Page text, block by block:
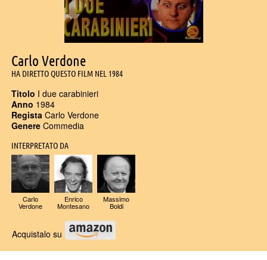
Carlo Verdone
HA DIRETTO QUESTO FILM NEL 1984
Titolo I due carabinieri
Anno 1984
Regista Carlo Verdone
Genere Commedia
INTERPRETATO DA
Carlo
Verdone
Enrico
Montesano
Massimo
Boldi
Acquistalo su